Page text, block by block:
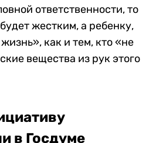
ответственности, то
жестким, а ребенку,
как и тем, кто «не
вещества из рук этого
в Госдуме